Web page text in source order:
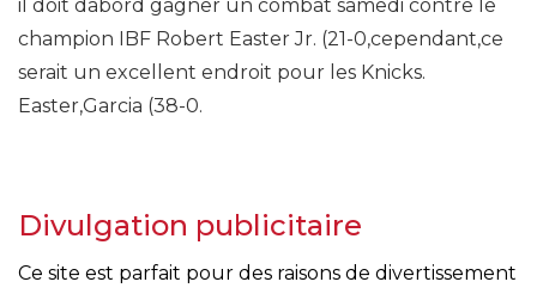
il doit dabord gagner un combat samedi contre le
champion IBF Robert Easter Jr. (21-0,cependant,ce
serait un excellent endroit pour les Knicks.
Easter,Garcia (38-0.
Divulgation publicitaire
Ce site est parfait pour des raisons de divertissement